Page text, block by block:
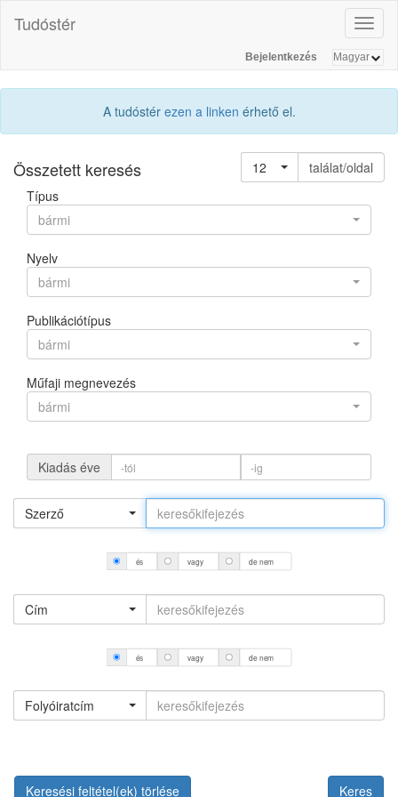
Tudóstér
Bejelentkezés
A tudóstér ezen a linken érhető el.
Összetett keresés 12
találat/oldal
Típus
bármi
Nyelv
bármi
Publikációtípus
bármi
Műfaji megnevezés
bármi
Kiadás éve
Szerző
és vagy de nem
Cím
és vagy de nem
Folyóiratcím
Keresési feltétel(ek) törlése